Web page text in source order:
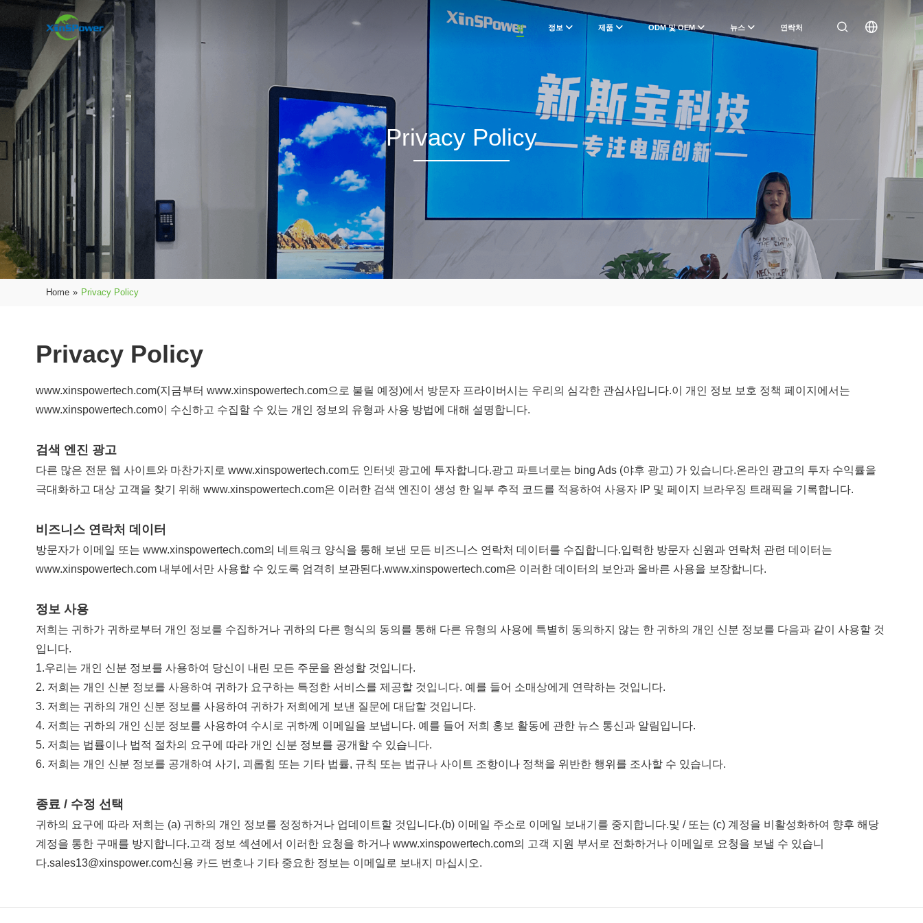
집 정보 제품 ODM 및 OEM 뉴스 연락처
Privacy Policy
Home » Privacy Policy
Privacy Policy
www.xinspowertech.com(지금부터 www.xinspowertech.com으로 불릴 예정)에서 방문자 프라이버시는 우리의 심각한 관심사입니다.이 개인 정보 보호 정책 페이지에서는
www.xinspowertech.com이 수신하고 수집할 수 있는 개인 정보의 유형과 사용 방법에 대해 설명합니다.
검색 엔진 광고
다른 많은 전문 웹 사이트와 마찬가지로 www.xinspowertech.com도 인터넷 광고에 투자합니다.광고 파트너로는 bing Ads (야후 광고) 가 있습니다.온라인 광고의 투자 수익률을
극대화하고 대상 고객을 찾기 위해 www.xinspowertech.com은 이러한 검색 엔진이 생성 한 일부 추적 코드를 적용하여 사용자 IP 및 페이지 브라우징 트래픽을 기록합니다.
비즈니스 연락처 데이터
방문자가 이메일 또는 www.xinspowertech.com의 네트워크 양식을 통해 보낸 모든 비즈니스 연락처 데이터를 수집합니다.입력한 방문자 신원과 연락처 관련 데이터는
www.xinspowertech.com 내부에서만 사용할 수 있도록 엄격히 보관된다.www.xinspowertech.com은 이러한 데이터의 보안과 올바른 사용을 보장합니다.
정보 사용
저희는 귀하가 귀하로부터 개인 정보를 수집하거나 귀하의 다른 형식의 동의를 통해 다른 유형의 사용에 특별히 동의하지 않는 한 귀하의 개인 신분 정보를 다음과 같이 사용할 것
입니다.
1.우리는 개인 신분 정보를 사용하여 당신이 내린 모든 주문을 완성할 것입니다.
2. 저희는 개인 신분 정보를 사용하여 귀하가 요구하는 특정한 서비스를 제공할 것입니다. 예를 들어 소매상에게 연락하는 것입니다.
3. 저희는 귀하의 개인 신분 정보를 사용하여 귀하가 저희에게 보낸 질문에 대답할 것입니다.
4. 저희는 귀하의 개인 신분 정보를 사용하여 수시로 귀하께 이메일을 보냅니다. 예를 들어 저희 홍보 활동에 관한 뉴스 통신과 알림입니다.
5. 저희는 법률이나 법적 절차의 요구에 따라 개인 신분 정보를 공개할 수 있습니다.
6. 저희는 개인 신분 정보를 공개하여 사기, 괴롭힘 또는 기타 법률, 규칙 또는 법규나 사이트 조항이나 정책을 위반한 행위를 조사할 수 있습니다.
종료 / 수정 선택
귀하의 요구에 따라 저희는 (a) 귀하의 개인 정보를 정정하거나 업데이트할 것입니다.(b) 이메일 주소로 이메일 보내기를 중지합니다.및 / 또는 (c) 계정을 비활성화하여 향후 해당
계정을 통한 구매를 방지합니다.고객 정보 섹션에서 이러한 요청을 하거나 www.xinspowertech.com의 고객 지원 부서로 전화하거나 이메일로 요청을 보낼 수 있습니
다.sales13@xinspower.com신용 카드 번호나 기타 중요한 정보는 이메일로 보내지 마십시오.